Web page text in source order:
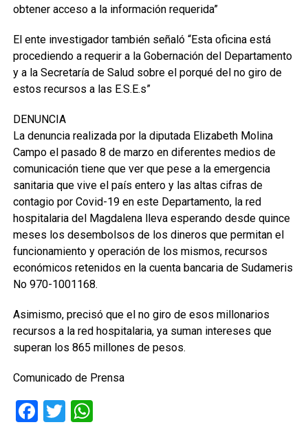
obtener acceso a la información requerida”
El ente investigador también señaló “Esta oficina está
procediendo a requerir a la Gobernación del Departamento
y a la Secretaría de Salud sobre el porqué del no giro de
estos recursos a las E.S.E.s”
DENUNCIA
La denuncia realizada por la diputada Elizabeth Molina
Campo el pasado 8 de marzo en diferentes medios de
comunicación tiene que ver que pese a la emergencia
sanitaria que vive el país entero y las altas cifras de
contagio por Covid-19 en este Departamento, la red
hospitalaria del Magdalena lleva esperando desde quince
meses los desembolsos de los dineros que permitan el
funcionamiento y operación de los mismos, recursos
económicos retenidos en la cuenta bancaria de Sudameris
No 970-1001168.
Asimismo, precisó que el no giro de esos millonarios
recursos a la red hospitalaria, ya suman intereses que
superan los 865 millones de pesos.
Comunicado de Prensa
Facebook
TwitterWhatsApp